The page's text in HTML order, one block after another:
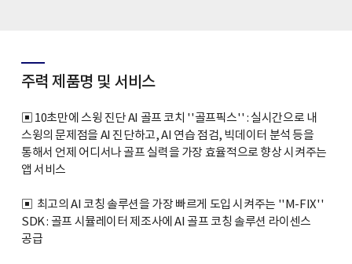
주력 제품명 및 서비스
▣ 10초만에 스윙 진단 AI 골프 코치 ''골프픽스'' : 실시간으로 내
스윙의 문제점을 AI 진단하고, AI 연습 점검, 빅데이터 분석 등을
통해서 언제 어디서나 골프 실력을 가장 효율적으로 향상 시켜주는
앱 서비스
▣ 최고의 AI 코칭 솔루션을 가장 빠르게 도입 시켜주는 ''M-FIX''
SDK : 골프 시뮬레이터 제조사에 AI 골프 코칭 솔루션 라이센스
공급